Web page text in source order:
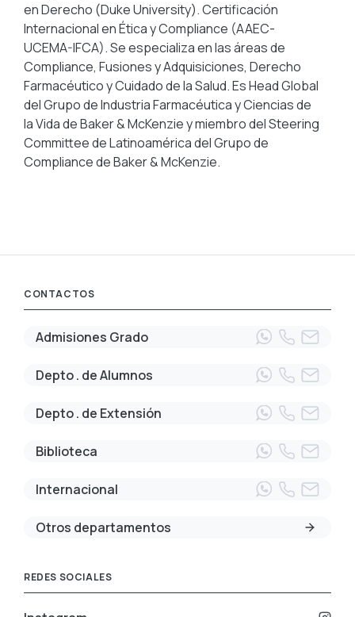
en Derecho (Duke University). Certificación
Internacional en Ética y Compliance (AAEC-
UCEMA-IFCA). Se especializa en las áreas de
Compliance, Fusiones y Adquisiciones, Derecho
Farmacéutico y Cuidado de la Salud. Es Head Global
del Grupo de Industria Farmacéutica y Ciencias de
la Vida de Baker & McKenzie y miembro del Steering
Committee de Latinoamérica del Grupo de
Compliance de Baker & McKenzie.
CONTACTOS
Admisiones Grado
Depto . de Alumnos
Depto . de Extensión
Biblioteca
Internacional
Otros departamentos
REDES SOCIALES